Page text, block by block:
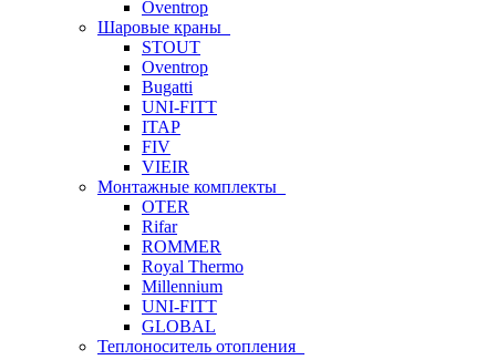
Oventrop
Шаровые краны
STOUT
Oventrop
Bugatti
UNI-FITT
ITAP
FIV
VIEIR
Монтажные комплекты
OTER
Rifar
ROMMER
Royal Thermo
Millennium
UNI-FITT
GLOBAL
Теплоноситель отопления